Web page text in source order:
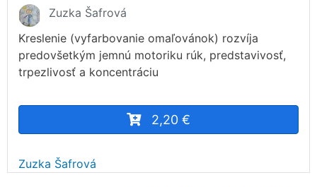
Zuzka Šafrová
Kreslenie (vyfarbovanie omaľovánok) rozvíja
predovšetkým jemnú motoriku rúk, predstavivosť,
trpezlivosť a koncentráciu
2,20 €
Zuzka Šafrová